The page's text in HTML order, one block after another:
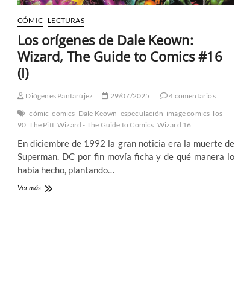
CÓMIC LECTURAS
Los orígenes de Dale Keown:
Wizard, The Guide to Comics #16
(I)
Diógenes Pantarújez 29/07/2025
4 comentarios
cómic comics Dale Keown especulación image comics los
90 The Pitt Wizard - The Guide to Comics Wizard 16
En diciembre de 1992 la gran noticia era la muerte de
Superman. DC por fin movía ficha y de qué manera lo
había hecho, plantando…
Ver másLos